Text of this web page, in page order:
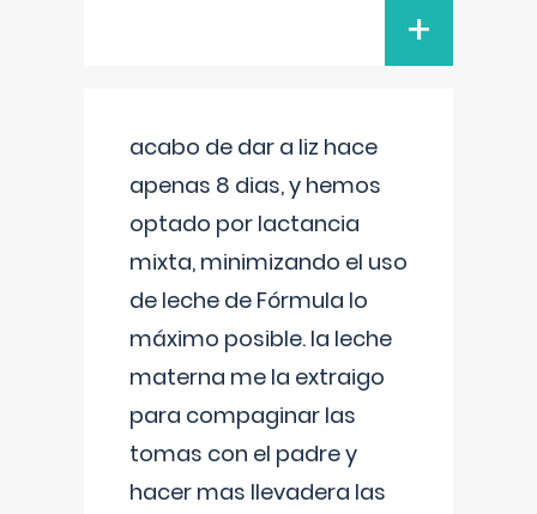
+
acabo de dar a liz hace
apenas 8 dias, y hemos
optado por lactancia
mixta, minimizando el uso
de leche de Fórmula lo
máximo posible. la leche
materna me la extraigo
para compaginar las
tomas con el padre y
hacer mas llevadera las